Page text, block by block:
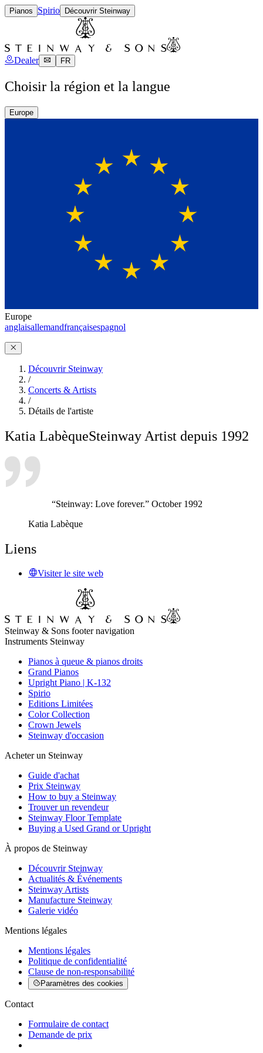
Pianos Spirio Découvrir Steinway
Dealer FR
Choisir la région et la langue
Europe
Europe
anglaisallemandfrançaisespagnol
Découvrir Steinway
/
Concerts & Artists
/
Détails de l'artiste
Katia LabèqueSteinway Artist depuis 1992
“Steinway: Love forever.” October 1992
Katia Labèque
Liens
Visiter le site web
Steinway & Sons footer navigation
Instruments Steinway
Pianos à queue & pianos droits
Grand Pianos
Upright Piano | K-132
Spirio
Editions Limitées
Color Collection
Crown Jewels
Steinway d'occasion
Acheter un Steinway
Guide d'achat
Prix Steinway
How to buy a Steinway
Trouver un revendeur
Steinway Floor Template
Buying a Used Grand or Upright
À propos de Steinway
Découvrir Steinway
Actualités & Événements
Steinway Artists
Manufacture Steinway
Galerie vidéo
Mentions légales
Mentions légales
Politique de confidentialité
Clause de non-responsabilité
Paramètres des cookies
Contact
Formulaire de contact
Demande de prix